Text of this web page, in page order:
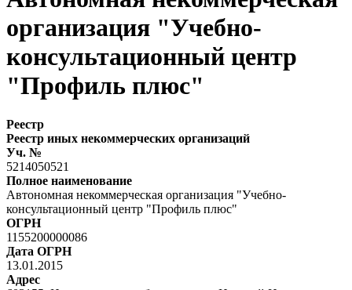
организация "Учебно-
консультационный центр
"Профиль плюс"
Реестр
Реестр иных некоммерческих организаций
Уч. №
5214050521
Полное наименование
Автономная некоммерческая организация "Учебно-
консультационный центр "Профиль плюс"
ОГРН
1155200000086
Дата ОГРН
13.01.2015
Адрес